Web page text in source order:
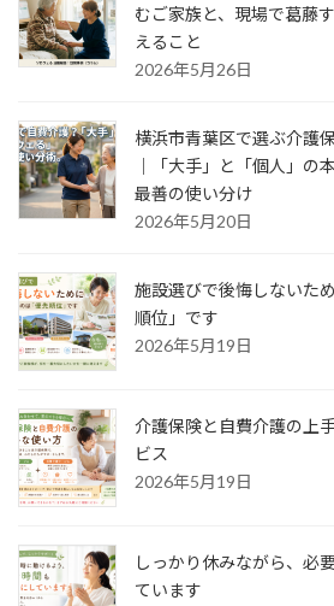
むご家族と、現場で葛藤
えること
2026年5月26日
横浜市青葉区で選ぶ介護
｜「大手」と「個人」の
最善の使い分け
2026年5月20日
施設選びで後悔しないた
順位」です
2026年5月19日
介護保険と自費介護の上
ビス
2026年5月19日
しっかり休みながら、必
ています